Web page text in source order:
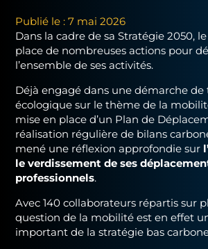
Publié le : 7 mai 2026
Dans la cadre de sa Stratégie 2050,
place de nombreuses actions pour
l’ensemble de ses activités.
Déjà engagé dans une démarche de
écologique sur le thème de la
mise en place d’un Plan de
réalisation régulière de bilans
mené une réflexion approfondie sur
le verdissement de ses
professionnels.
Avec 140 collaborateurs répartis sur
question de la mobilité est en effet
important de la stratégie bas